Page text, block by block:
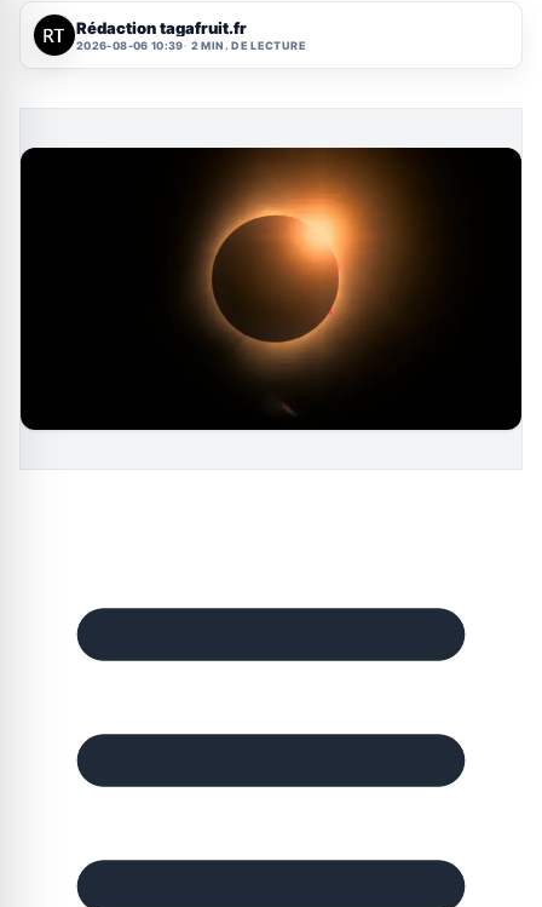
Rédaction tagafruit.fr
2026-08-06 10:39 2 MIN. DE LECTURE